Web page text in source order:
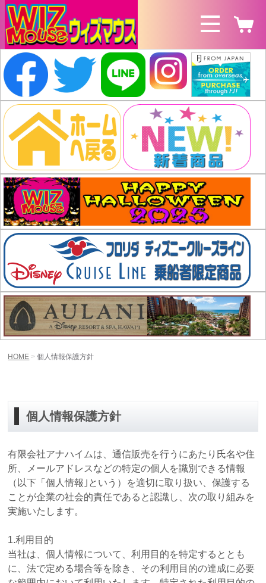
HOME 個人情報保護方針
個人情報保護方針
有限会社アナハイムは、通信販売を行うにあたり氏名や住
所、メールアドレスなどの特定の個人を識別できる情報
（以下「個人情報｣という）を適切に取り扱い、保護する
ことが企業の社会的責任であると認識し、次の取り組みを
実施いたします。
1.利用目的
当社は、個人情報について、利用目的を特定するととも
に、法で定める場合等を除き、その利用目的の達成に必要